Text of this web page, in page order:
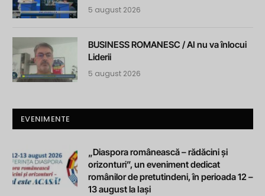
5 august 2026
BUSINESS ROMANESC / AI nu va înlocui
Liderii
5 august 2026
EVENIMENTE
„Diaspora românească – rădăcini și
orizonturi”, un eveniment dedicat
românilor de pretutindeni, în perioada 12 –
13 august la Iași